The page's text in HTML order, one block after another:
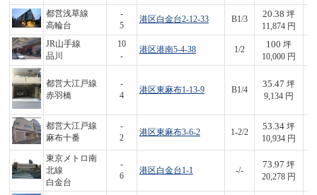
都営浅草線
高輪台
-
5
港区白金台2-12-33 B1/3
20.38 坪
11,874 円
JR山手線
品川
10
-
港区港南5-4-38 1/2
100 坪
10,000 円
都営大江戸線
赤羽橋
-
4
港区東麻布1-13-9 B1/4
35.47 坪
9,134 円
都営大江戸線
麻布十番
-
2
港区東麻布3-6-2 1-2/2
53.34坪
10,934 円
東京メトロ南
北線
白金台
-
6
港区白金台1-1 -/-
73.97 坪
20,278 円